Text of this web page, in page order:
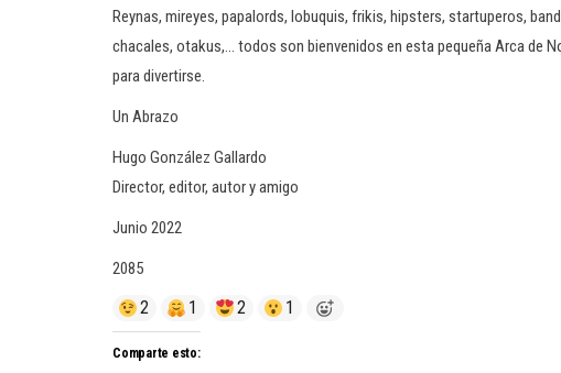
Reynas, mireyes, papalords, lobuquis, frikis, hipsters, startuperos,
chacales, otakus,… todos son bienvenidos en esta pequeña Arca de
para divertirse.
Un Abrazo
Hugo González Gallardo
Director, editor, autor y amigo
Junio 2022
2085
2 1 2 1
Comparte esto: